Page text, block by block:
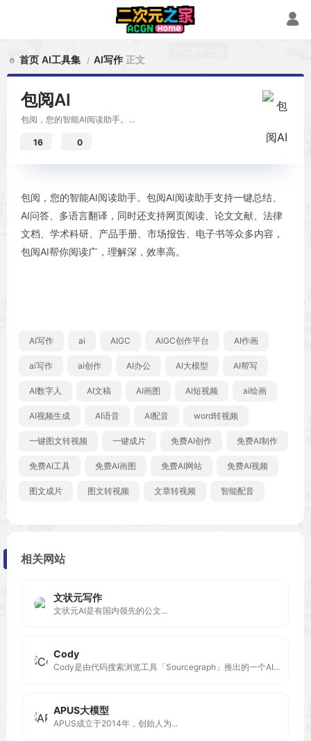
首页 AI工具集 AI写作 正文
包阅AI
包阅，您的智能AI阅读助手。...
16 0
包阅，您的智能AI阅读助手。包阅AI阅读助手支持一键总结、
AI问答、多语言翻译，同时还支持网页阅读、论文文献、法律
文档、学术科研、产品手册、市场报告、电子书等众多内容，
包阅AI帮你阅读广，理解深，效率高。
AI写作 ai AIGC AIGC创作平台 AI作画
ai写作 ai创作 AI办公 AI大模型 AI帮写
AI数字人 AI文稿 AI画图 AI短视频 ai绘画
AI视频生成 AI语音 AI配音 word转视频
一键图文转视频 一键成片 免费AI创作 免费AI制作
免费AI工具 免费AI画图 免费AI网站 免费AI视频
图文成片 图文转视频 文章转视频 智能配音
相关网站
文状元写作
⽂状元AI是有国内领先的公文...
Cody
Cody是由代码搜索浏览工具「Sourcegraph」推出的一个AI代码助手，通过阅读整个代码库和代码图，帮助开发人员写代码并回答问题。
APUS大模型
APUS成立于2014年，创始人为...